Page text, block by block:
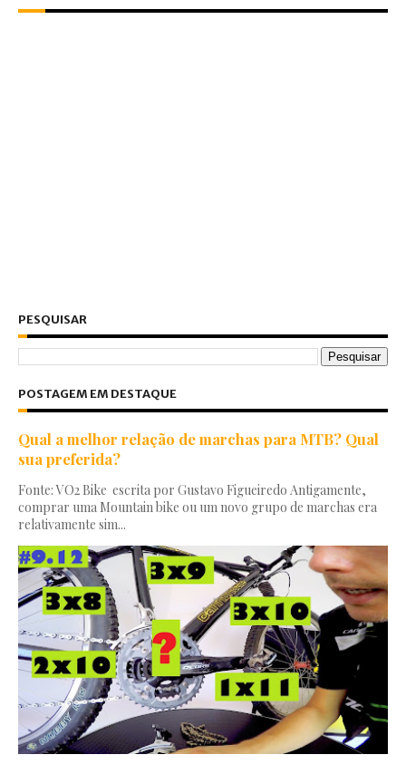
PESQUISAR
POSTAGEM EM DESTAQUE
Qual a melhor relação de marchas para MTB? Qual
sua preferida?
Fonte: VO2 Bike escrita por Gustavo Figueiredo Antigamente,
comprar uma Mountain bike ou um novo grupo de marchas era
relativamente sim...